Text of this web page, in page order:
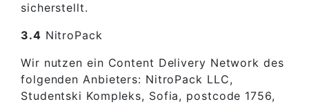
sicherstellt.
3.4 NitroPack
Wir nutzen ein Content Delivery Network des
folgenden Anbieters: NitroPack LLC,
Studentski Kompleks, Sofia, postcode 1756,